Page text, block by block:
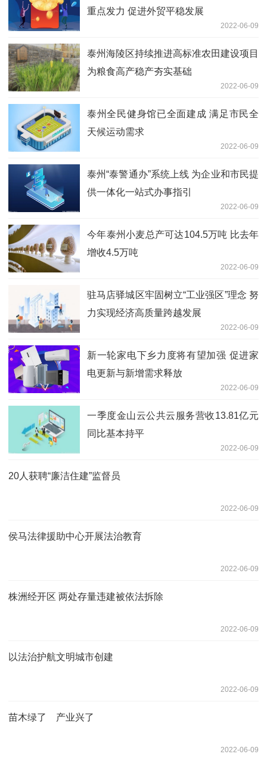
重点发力 促进外贸平稳发展
2022-06-09
泰州海陵区持续推进高标准农田建设项目
为粮食高产稳产夯实基础
2022-06-09
泰州全民健身馆已全面建成 满足市民全
天候运动需求
2022-06-09
泰州“泰警通办”系统上线 为企业和市民提
供一体化一站式办事指引
2022-06-09
今年泰州小麦总产可达104.5万吨 比去年
增收4.5万吨
2022-06-09
驻马店驿城区牢固树立“工业强区”理念 努
力实现经济高质量跨越发展
2022-06-09
新一轮家电下乡力度将有望加强 促进家
电更新与新增需求释放
2022-06-09
一季度金山云公共云服务营收13.81亿元
同比基本持平
2022-06-09
20人获聘“廉洁住建”监督员
2022-06-09
侯马法律援助中心开展法治教育
2022-06-09
株洲经开区 两处存量违建被依法拆除
2022-06-09
以法治护航文明城市创建
2022-06-09
苗木绿了 产业兴了
2022-06-09